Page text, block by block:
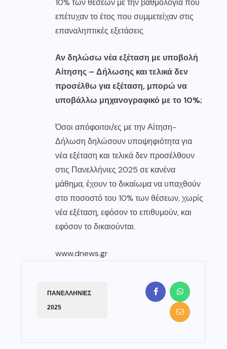
10% των θέσεων με την βαθμολογία που
επέτυχαν το έτος που συμμετείχαν στις
επαναληπτικές εξετάσεις
Αν δηλώσω νέα εξέταση με υποβολή
Αίτησης – Δήλωσης και τελικά δεν
προσέλθω για εξέταση, μπορώ να
υποβάλλω μηχανογραφικό με το 10%;
Όσοι απόφοιτοι/ες με την Αίτηση-
Δήλωση δηλώσουν υποψηφιότητα για
νέα εξέταση και τελικά δεν προσέλθουν
στις Πανελλήνιες 2025 σε κανένα
μάθημα, έχουν το δικαίωμα να υπαχθούν
στο ποσοστό του 10% των θέσεων, χωρίς
νέα εξέταση, εφόσον το επιθυμούν, και
εφόσον το δικαιούνται.
www.dnews.gr
ΠΑΝΕΛΛΗΝΙΕΣ
2025